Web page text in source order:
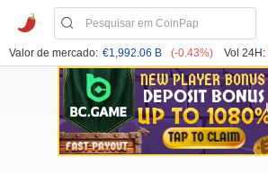
Valor de mercado: €1,992.06 B (-0.43%) Vol 24H: